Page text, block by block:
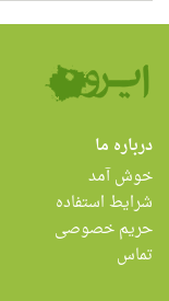
درباره ما
خوش آمد
شرایط استفاده
حریم خصوصی
تماس